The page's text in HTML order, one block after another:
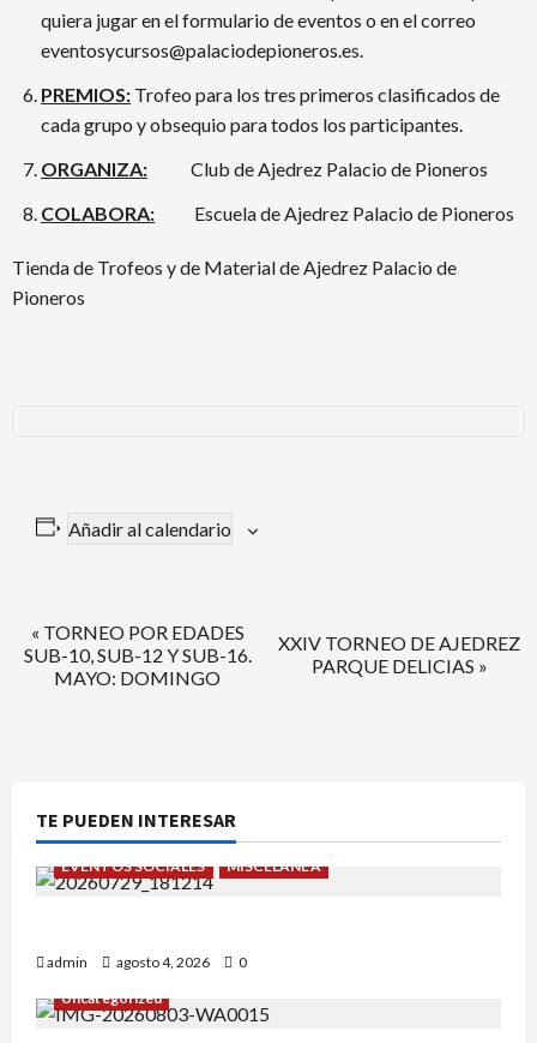
quiera jugar en el formulario de eventos o en el correo
eventosycursos@palaciodepioneros.es.
PREMIOS: Trofeo para los tres primeros clasificados de
cada grupo y obsequio para todos los participantes.
ORGANIZA: Club de Ajedrez Palacio de Pioneros
COLABORA: Escuela de Ajedrez Palacio de Pioneros
Tienda de Trofeos y de Material de Ajedrez Palacio de
Pioneros
Añadir al calendario
Navegación
« TORNEO POR EDADES
SUB-10, SUB-12 Y SUB-16.
MAYO: DOMINGO
XXIV TORNEO DE AJEDREZ
PARQUE DELICIAS »
TE PUEDEN INTERESAR
EVENTOS SOCIALES MISCELÁNEA
admin agosto 4, 2026
0
Uncategorized